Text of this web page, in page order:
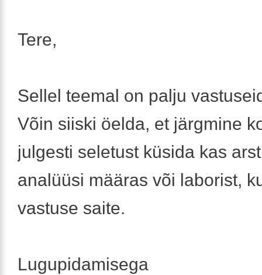
Tere,
Sellel teemal on palju
Võin siiski öelda, et järgmine
julgesti seletust küsida kas
analüüsi määras või laborist,
vastuse saite.
Lugupidamisega